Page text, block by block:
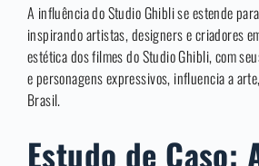
A influência do Studio Ghibli se estende
inspirando artistas, designers e criadores
estética dos filmes do Studio Ghibli, com
e personagens expressivos, influencia a
Brasil.
Estudo de Caso: